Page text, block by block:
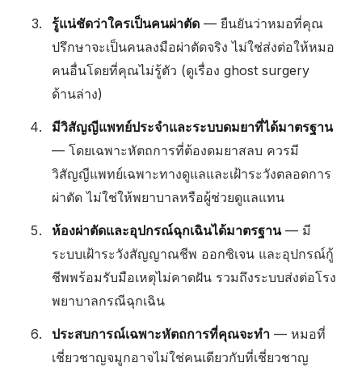
รู้แน่ชัดว่าใครเป็นคนผ่าตัด — ยืนยันว่าหมอที่คุณ
ปรึกษาจะเป็นคนลงมือผ่าตัดจริง ไม่ใช่ส่งต่อให้หมอ
คนอื่นโดยที่คุณไม่รู้ตัว (ดูเรื่อง ghost surgery
ด้านล่าง)
มีวิสัญญีแพทย์ประจำและระบบดมยาที่ได้มาตรฐาน
— โดยเฉพาะหัตถการที่ต้องดมยาสลบ ควรมี
วิสัญญีแพทย์เฉพาะทางดูแลและเฝ้าระวังตลอดการ
ผ่าตัด ไม่ใช่ให้พยาบาลหรือผู้ช่วยดูแลแทน
ห้องผ่าตัดและอุปกรณ์ฉุกเฉินได้มาตรฐาน— มี
ระบบเฝ้าระวังสัญญาณชีพ ออกซิเจน และอุปกรณ์กู้
ชีพพร้อมรับมือเหตุไม่คาดฝัน รวมถึงระบบส่งต่อโรง
พยาบาลกรณีฉุกเฉิน
ประสบการณ์เฉพาะหัตถการที่คุณจะทำ — หมอที่
เชี่ยวชาญจมูกอาจไม่ใช่คนเดียวกับที่เชี่ยวชาญ